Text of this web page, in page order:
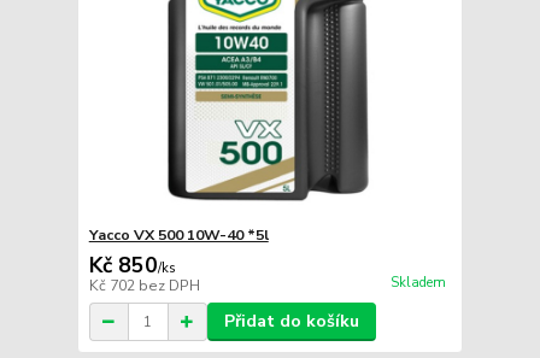
Yacco VX 500 10W-40 *5l
Kč 850/ks
Kč 702 bez DPH Skladem
Přidat do košíku